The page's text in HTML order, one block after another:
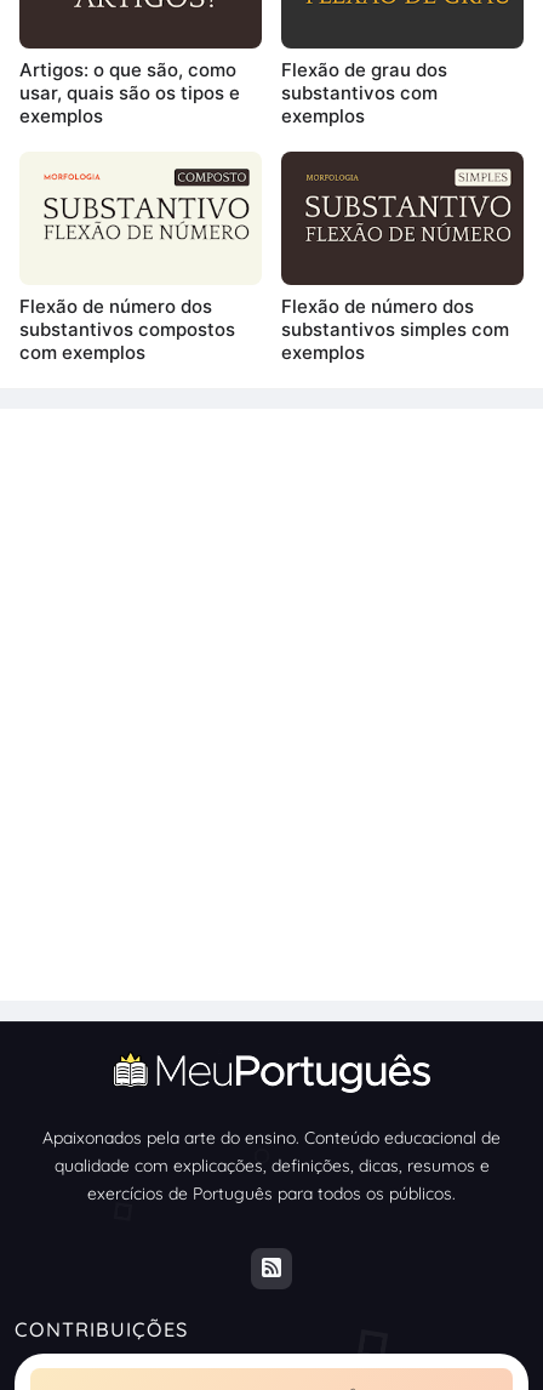
Artigos: o que são, como
usar, quais são os tipos e
exemplos
Flexão de grau dos
substantivos com
exemplos
Flexão de número dos
substantivos compostos
com exemplos
Flexão de número dos
substantivos simples com
exemplos
Apaixonados pela arte do ensino. Conteúdo educacional de
qualidade com explicações, definições, dicas, resumos e
exercícios de Português para todos os públicos.
CONTRIBUIÇÕES